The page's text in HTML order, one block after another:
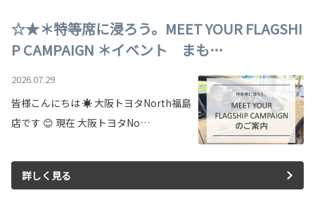
☆★＊特等席に浸ろう。MEET YOUR FLAGSHI
P CAMPAIGN ＊イベント まも…
2026.07.29
皆様こんにちは ☀ 大阪トヨタNorth福島
店です 😊 現在 大阪トヨタNo…
詳しく見る